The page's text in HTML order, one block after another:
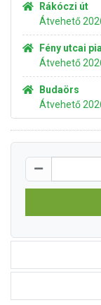
Rákóczi út
Átvehető
Fény utcai
Átvehető
Budaörs
Átvehető